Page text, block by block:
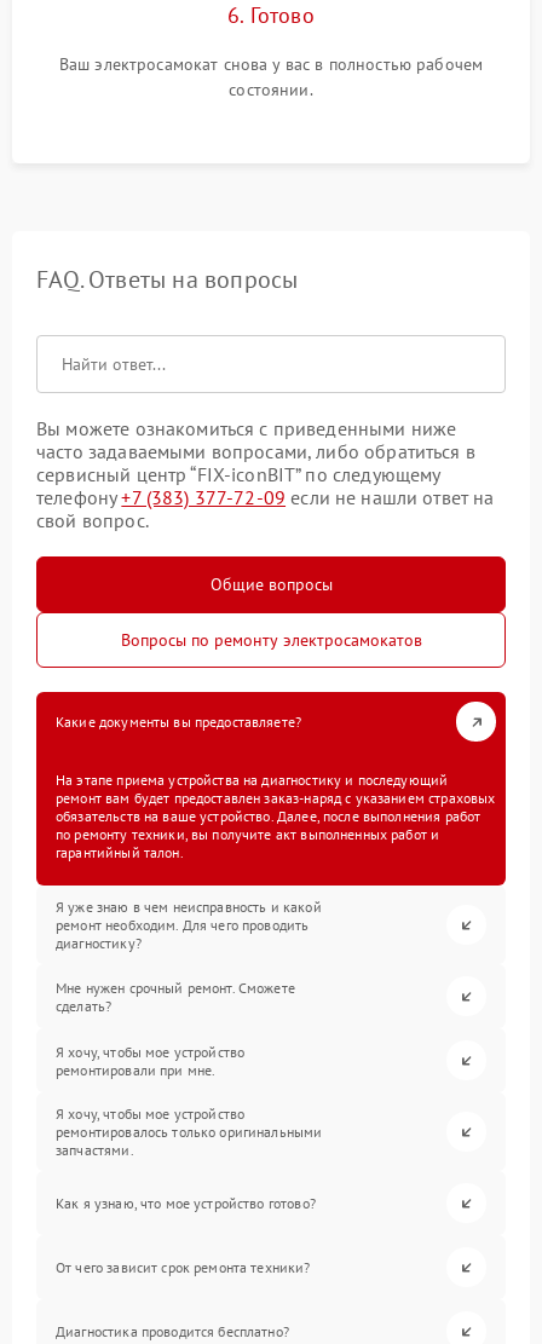
6. Готово
Ваш электросамокат снова у вас в полностью рабочем
состоянии.
FAQ. Ответы на вопросы
Вы можете ознакомиться с приведенными ниже
часто задаваемыми вопросами, либо обратиться в
сервисный центр “FIX-iconBIT” по следующему
телефону+7 (383) 377-72-09 если не нашли ответ на
свой вопрос.
Общие вопросы
Вопросы по ремонту электросамокатов
Какие документы вы предоставляете?
На этапе приема устройства на диагностику и последующий
ремонт вам будет предоставлен заказ-наряд с указанием страховых
обязательств на ваше устройство. Далее, после выполнения работ
по ремонту техники, вы получите акт выполненных работ и
гарантийный талон.
Я уже знаю в чем неисправность и какой
ремонт необходим. Для чего проводить
диагностику?
Мне нужен срочный ремонт. Сможете
сделать?
Я хочу, чтобы мое устройство
ремонтировали при мне.
Я хочу, чтобы мое устройство
ремонтировалось только оригинальными
запчастями.
Как я узнаю, что мое устройство готово?
От чего зависит срок ремонта техники?
Диагностика проводится бесплатно?